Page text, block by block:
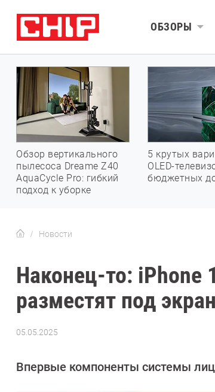
ОБЗОРЫ
Обзор вертикального
пылесоса Dreame Z40
AquaCycle Pro: гибкий
подход к уборке
5 крутых
OLED-
бюджетных
Новости
Наконец-то: iPhone
разместят под
05.05.2025
Калашников
Впервые компоненты системы